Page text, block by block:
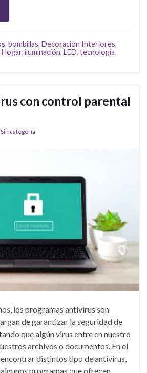
, bombillas, Decoración Interiores,
Hogar, iluminación, LED, tecnología,
con control parental
Sin categoría
los programas antivirus son
de garantizar la seguridad de
que algún virus entre en nuestro
archivos o documentos. En el
distintos tipo de antivirus,
programas que ofrecen